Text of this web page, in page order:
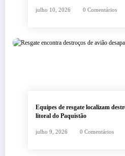
julho 10, 2026 0 Comentários
Equipes de resgate localizam
litoral do Paquistão
julho 9, 2026 0 Comentários